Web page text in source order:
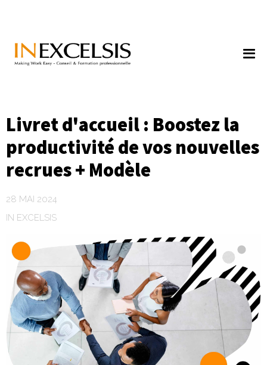
Livret d'accueil : Boostez la
productivité de vos nouvelles
recrues + Modèle
28 MAI 2024
IN EXCELSIS